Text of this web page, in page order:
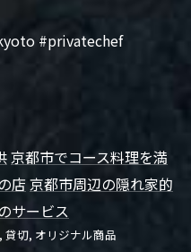
#privatechef
京都市でコース料理を満
店 京都市周辺の隠れ家的
サービス
貸切 オリジナル商品